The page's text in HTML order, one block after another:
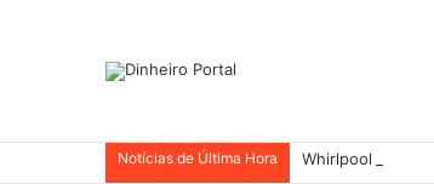
Notícias de Última Hora Whirlpool